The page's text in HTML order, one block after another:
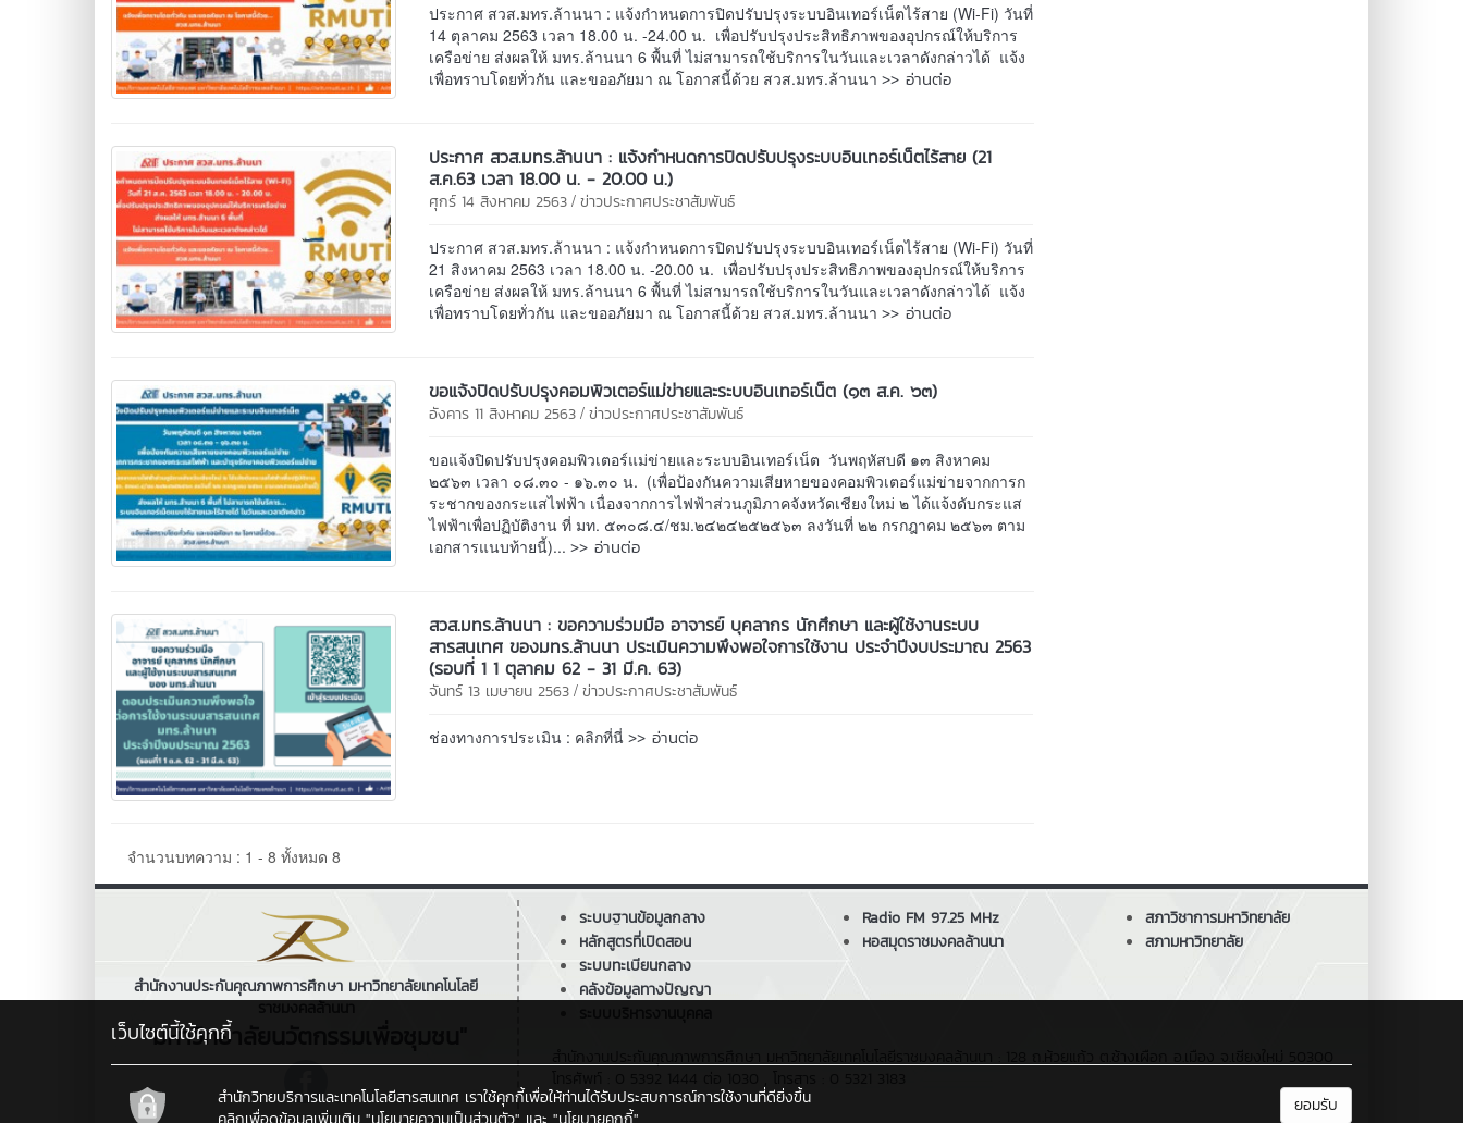
ประกาศ สวส.มทร.ล้านนา : แจ้งกำหนดการปิดปรับปรุงระบบอินเทอร์เน็ตไร้สาย (Wi-Fi) วันที่
14 ตุลาคม 2563 เวลา 18.00 น. -24.00 น. เพื่อปรับปรุงประสิทธิภาพของอุปกรณ์ให้บริการ
เครือข่าย ส่งผลให้ มทร.ล้านนา 6 พื้นที่ ไม่สามารถใช้บริการในวันและเวลาดังกล่าวได้ แจ้ง
เพื่อทราบโดยทั่วกัน และขออภัยมา ณ โอกาสนี้ด้วย สวส.มทร.ล้านนา>> อ่านต่อ
ประกาศ สวส.มทร.ล้านนา : แจ้งกำหนดการปิดปรับปรุงระบบอินเทอร์เน็ตไร้สาย (21
ส.ค.63 เวลา 18.00 น. - 20.00 น.)
ศุกร์ 14 สิงหาคม 2563 /ข่าวประกาศประชาสัมพันธ์
ประกาศ สวส.มทร.ล้านนา : แจ้งกำหนดการปิดปรับปรุงระบบอินเทอร์เน็ตไร้สาย (Wi-Fi) วันที่
21 สิงหาคม 2563 เวลา 18.00 น. -20.00 น. เพื่อปรับปรุงประสิทธิภาพของอุปกรณ์ให้บริการ
เครือข่าย ส่งผลให้ มทร.ล้านนา 6 พื้นที่ ไม่สามารถใช้บริการในวันและเวลาดังกล่าวได้ แจ้ง
เพื่อทราบโดยทั่วกัน และขออภัยมา ณ โอกาสนี้ด้วย สวส.มทร.ล้านนา>> อ่านต่อ
ขอแจ้งปิดปรับปรุงคอมพิวเตอร์แม่ข่ายและระบบอินเทอร์เน็ต (๑๓ ส.ค. ๖๓)
อังคาร 11 สิงหาคม 2563 /ข่าวประกาศประชาสัมพันธ์
ขอแจ้งปิดปรับปรุงคอมพิวเตอร์แม่ข่ายและระบบอินเทอร์เน็ต วันพฤหัสบดี ๑๓ สิงหาคม
๒๕๖๓ เวลา ๐๘.๓๐ - ๑๖.๓๐ น. (เพื่อป้องกันความเสียหายของคอมพิวเตอร์แม่ข่ายจากการก
ระชากของกระแสไฟฟ้า เนื่องจากการไฟฟ้าส่วนภูมิภาคจังหวัดเชียงใหม่ ๒ ได้แจ้งดับกระแส
ไฟฟ้าเพื่อปฏิบัติงาน ที่ มท. ๕๓๐๘.๔/ชม.๒๔๒๔๒๕๒๕๖๓ ลงวันที่ ๒๒ กรกฎาคม ๒๕๖๓ ตาม
เอกสารแนบท้ายนี้)...>> อ่านต่อ
สวส.มทร.ล้านนา : ขอความร่วมมือ อาจารย์ บุคลากร นักศึกษา และผู้ใช้งานระบบ
สารสนเทศ ของมทร.ล้านนา ประเมินความพึงพอใจการใช้งาน ประจำปีงบประมาณ 2563
(รอบที่ 1 1 ตุลาคม 62 - 31 มี.ค. 63)
จันทร์ 13 เมษายน 2563 /ข่าวประกาศประชาสัมพันธ์
ช่องทางการประเมิน : คลิกที่นี่>> อ่านต่อ
จำนวนบทความ : 1 - 8 ทั้งหมด 8
สำนักงานประกันคุณภาพการศึกษา มหาวิทยาลัยเทคโนโลยี
"มหาวิทยาลัยนวัตกรรมเพื่อชุมชน"
ระบบฐานข้อมูลกลาง
หลักสูตรที่เปิดสอน
ระบบทะเบียนกลาง
คลังข้อมูลทางปัญญา
Radio FM 97.25 MHz
หอสมุดราชมงคลล้านนา
สภาวิชาการมหาวิทยาลัย
สภามหาวิทยาลัย
เว็บไซต์นี้ใช้คุกกี้
สำนักวิทยบริการและเทคโนโลยีสารสนเทศ เราใช้คุกกี้เพื่อให้ท่านได้รับประสบการณ์การใช้งานที่ดียิ่งขึ้น
ยอมรับ